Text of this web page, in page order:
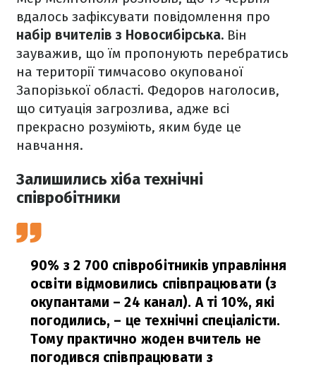
вдалось зафіксувати повідомлення про
набір вчителів з Новосибірська. Він
зауважив, що їм пропонують перебратись
на території тимчасово окупованої
Запорізької області. Федоров наголосив,
що ситуація загрозлива, адже всі
прекрасно розуміють, яким буде це
навчання.
Залишились хіба технічні
співробітники
90% з 2 700 співробітників управління
освіти відмовились співпрацювати (з
окупантами – 24 канал). А ті 10%, які
погодились, – це технічні спеціалісти.
Тому практично жоден вчитель не
погодився співпрацювати з